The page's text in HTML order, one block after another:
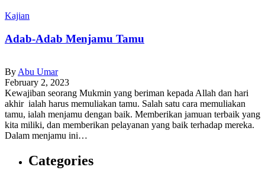
Kajian
Adab-Adab Menjamu Tamu
By Abu Umar
February 2, 2023
Kewajiban seorang Mukmin yang beriman kepada Allah dan hari
akhir ialah harus memuliakan tamu. Salah satu cara memuliakan
tamu, ialah menjamu dengan baik. Memberikan jamuan terbaik yang
kita miliki, dan memberikan pelayanan yang baik terhadap mereka.
Dalam menjamu ini…
Categories